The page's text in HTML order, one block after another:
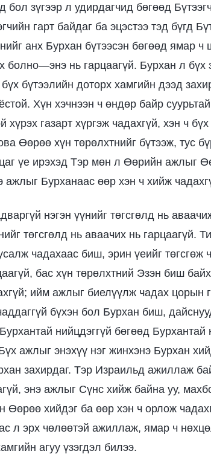
зүгээр л удирдагчид бөгөөд
гарт байдаг ба эцэстээ тэд бүгд
анх Бурхан бүтээсэн бөгөөд ямар
болно—энэ нь гарцаагүй. Бурхан л бүх
бүтээлийн доторх хамгийн дээд
Хүн хэчнээн ч өндөр байр
хүрэх газарт хүргэж чадахгүй, хэн ч
Өөрөө хүн төрөлхтнийг бүтээж, тус
үе ирэхэд Тэр мөн л Өөрийн ажлыг
Бурханаас өөр хэн ч хийж
нэгэн үүнийг төгсгөлд нь
төгсгөлд нь аваачих нь гарцаагүй.
чадахаас биш, эрин үеийг төгсгөж
бас хүн төрөлхтний Эзэн биш
ийм ажлыг биелүүлж чадах цорын
бүхэн бол Бурхан биш,
нийцдэггүй бөгөөд Бурхантай
ажлыг энэхүү нэг жинхэнэ Бурхан
захирдаг. Тэр Израильд ажиллаж
энэ ажлыг Сүнс хийж байна уу,
Өөрөө хийдэг ба өөр хэн ч орлож
л эрх чөлөөтэй ажиллаж, ямар ч
агуу үзэгдэл билээ.